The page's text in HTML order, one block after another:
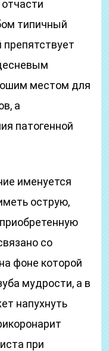
типичный
местом для
а
патогенной
именуется
острую,
со
фоне которой
мудрости, а в
напухнуть
при